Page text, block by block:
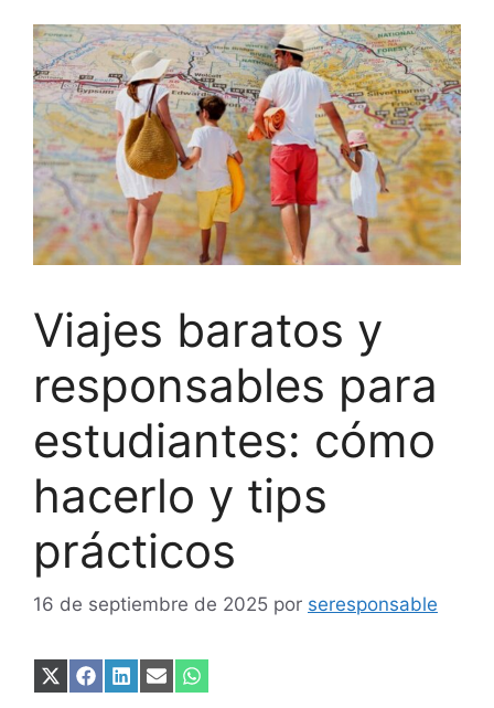
Viajes baratos y
responsables para
estudiantes: cómo
hacerlo y tips
prácticos
16 de septiembre de 2025 por seresponsable
Compartir
Compartir
Compartir
Compartir
Compartir